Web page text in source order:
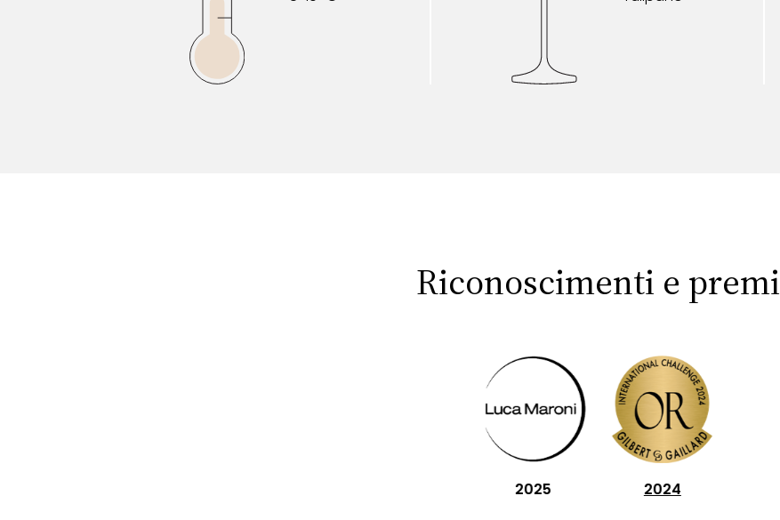
Riconoscimenti e premi
2025 2024